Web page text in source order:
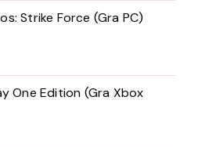
Strike Force (Gra PC)
One Edition (Gra Xbox